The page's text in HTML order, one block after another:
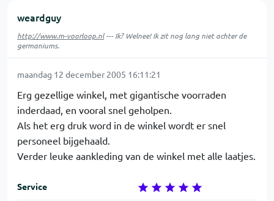
weardguy
http://www.m-voorloop.nl--- Ik? Welnee! Ik zit nog lang niet achter de
germaniums.
maandag 12 december 2005 16:11:21
Erg gezellige winkel, met gigantische voorraden
inderdaad, en vooral snel geholpen.
Als het erg druk word in de winkel wordt er snel
personeel bijgehaald.
Verder leuke aankleding van de winkel met alle laatjes.
Service